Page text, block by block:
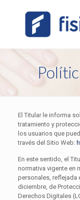
El Titular le informa
tratamiento y
los usuarios que
través del Sitio Web:
En este sentido, el
normativa vigente en
personales, reflejada
diciembre, de
Derechos Digitales